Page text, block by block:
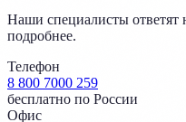
Наши специалисты ответят
подробнее.
Телефон
8 800 7000 259
бесплатно по России
Офис